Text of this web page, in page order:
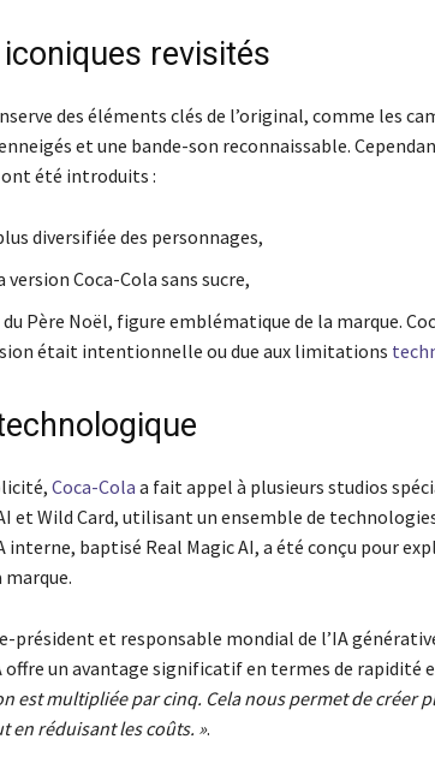
revisités
des éléments clés de l’original, comme les
et une bande-son reconnaissable.
été introduits :
diversifiée des personnages,
version Coca-Cola sans sucre,
Père Noël, figure emblématique de la marque.
était intentionnelle ou due aux limitations
Coca-Cola a fait appel à plusieurs studios
et Wild Card, utilisant un ensemble de
interne, baptisé Real Magic AI, a été conçu pour
marque.
président et responsable mondial de l’IA
offre un avantage significatif en termes de rapidité
est multipliée par cinq. Cela nous permet de créer
en réduisant les coûts. ».